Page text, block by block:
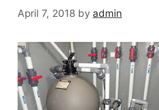
April 7, 2018 by admin